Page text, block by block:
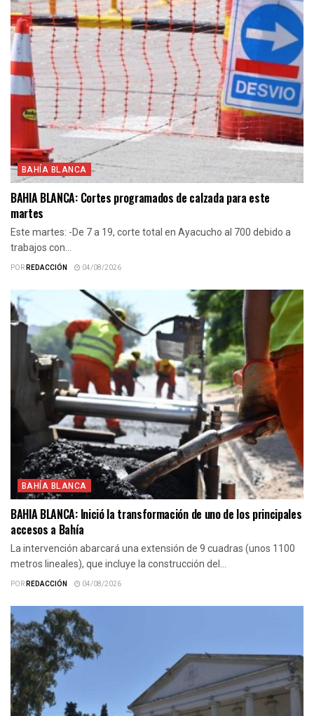
BAHÍA BLANCA
BAHIA BLANCA: Cortes programados de calzada para este
martes
Este martes: -De 7 a 19, corte total en Ayacucho al 700 debido a
trabajos con...
PORREDACCIÓN 04/08/2026
BAHÍA BLANCA
BAHIA BLANCA: Inició la transformación de uno de los principales
accesos a Bahía
La intervención abarcará una extensión de 9 cuadras (unos 1100
metros lineales), que incluye la construcción del...
PORREDACCIÓN 04/08/2026